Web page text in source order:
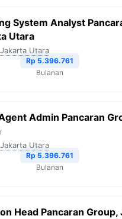
System Analyst
Utara
Jakarta Utara
Rp 5.396.761
Bulanan
Admin Pancaran
Jakarta Utara
Rp 5.396.761
Bulanan
Head Pancaran Group,